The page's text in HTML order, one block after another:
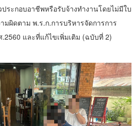
ระกอบอาชีพหรือรับจ้างทำงานโดยไม่มีใบ
มผิดตาม พ.ร.ก.การบริหารจัดการการ
และที่แก้ไขเพิ่มเติม (ฉบับที่ 2)